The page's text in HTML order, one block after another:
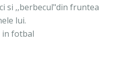
si ,,berbecul"din fruntea
lui.
in fotbal